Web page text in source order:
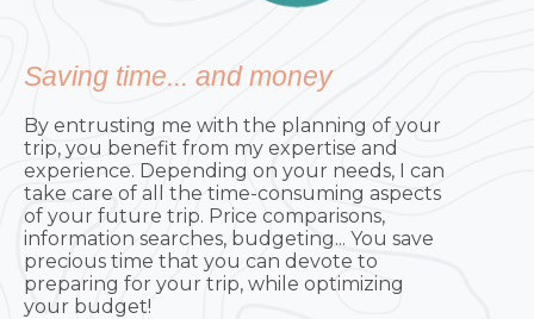
Saving time... and money
By entrusting me with the planning of your
trip, you benefit from my expertise and
experience. Depending on your needs, I can
take care of all the time-consuming aspects
of your future trip. Price comparisons,
information searches, budgeting... You save
precious time that you can devote to
preparing for your trip, while optimizing
your budget!